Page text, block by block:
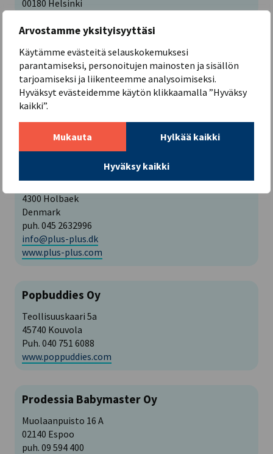
Arvostamme yksityisyyttäsi
Käytämme evästeitä selauskokemuksesi
parantamiseksi, personoitujen mainosten ja sisällön
tarjoamiseksi ja liikenteemme analysoimiseksi.
Hyväksyt evästeidemme käytön klikkaamalla ”Hyväksy
kaikki”.
Mukauta Hylkää kaikki
Hyväksy kaikki
00180 Helsinki
Plasto AB OY LTD
PL 14
Vikingagränd
22101 Maarianhamina
info@plasto.fi
www.plasto.fi
Borupvej 20
4300 Holbaek
Denmark
puh. 045 2632996
info@plus-plus.dk
www.plus-plus.com
Popbuddies Oy
Teollisuuskaari 5a
45740 Kouvola
Puh. 040 751 6088
www.poppuddies.com
Prodessia Babymaster Oy
Muolaanpuisto 16 A
02140 Espoo
puh. 09 594 400